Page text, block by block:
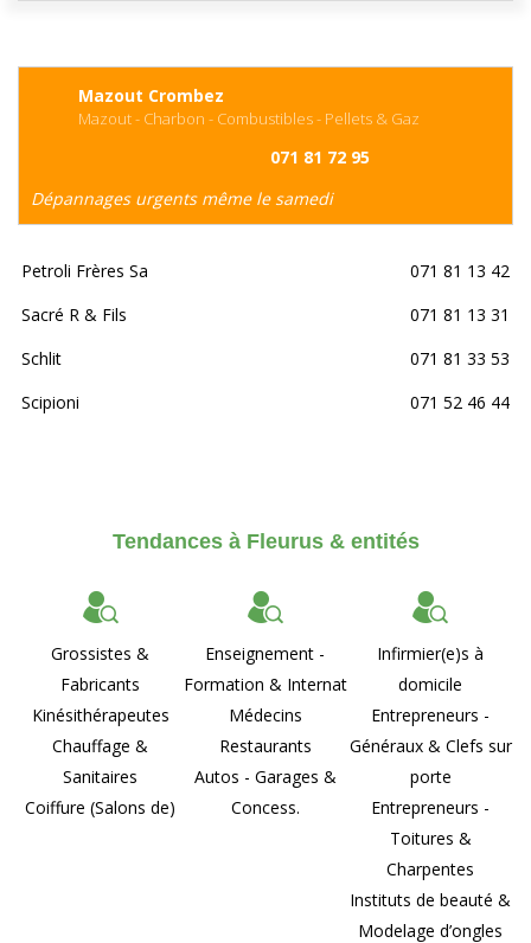
Mazout Crombez
Mazout - Charbon - Combustibles - Pellets & Gaz
071 81 72 95
Dépannages urgents même le samedi
Petroli Frères Sa
071 81 13 42
Sacré R & Fils
071 81 13 31
Schlit
071 81 33 53
Scipioni
071 52 46 44
Tendances à Fleurus & entités
Grossistes &
Fabricants
Kinésithérapeutes
Chauffage &
Sanitaires
Coiffure (Salons de)
Enseignement -
Formation & Internat
Médecins
Restaurants
Autos - Garages &
Concess.
Infirmier(e)s à
domicile
Entrepreneurs -
Généraux & Clefs sur
porte
Entrepreneurs -
Toitures &
Charpentes
Instituts de beauté &
Modelage d’ongles